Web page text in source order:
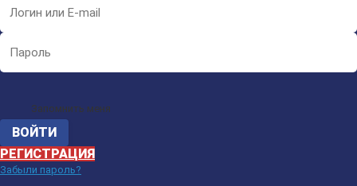
Запомнить меня
РЕГИСТРАЦИЯ
Забыли пароль?